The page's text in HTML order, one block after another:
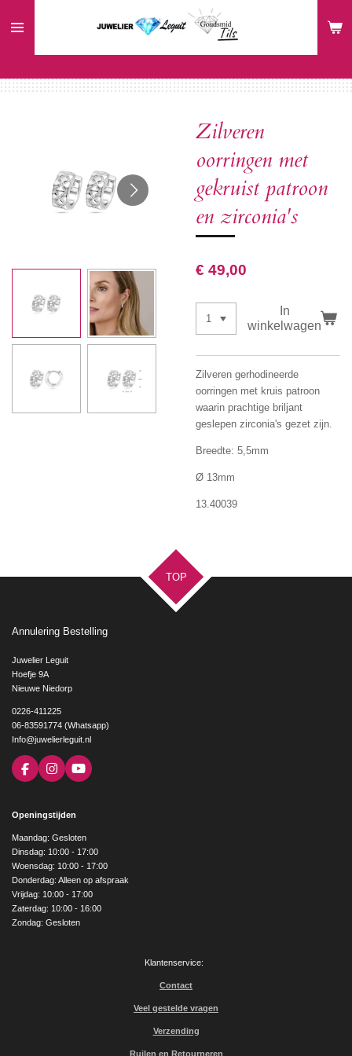
direct
hoofdinhoud
Zilveren
oorringen met
gekruist patroon
en zirconia's
€ 49,00
In
winkelwagen
Zilveren gerhodineerde
oorringen met kruis patroon
waarin prachtige briljant
geslepen zirconia's gezet zijn.
Breedte: 5,5mm
Ø 13mm
13.40039
TOP
Annulering Bestelling
Juwelier Leguit
Hoefje 9A
Nieuwe Niedorp
0226-411225
06-83591774 (Whatsapp)
Info@juwelierleguit.nl
F
a
b
o
k
I
n
a
g
r
a
m
Y
o
e
Openingstijden
Maandag: Gesloten
Dinsdag: 10:00 - 17:00
Woensdag: 10:00 - 17:00
Donderdag: Alleen op afspraak
Vrijdag: 10:00 - 17:00
Zaterdag: 10:00 - 16:00
Zondag: Gesloten
Klantenservice:
Contact
Veel gestelde vragen
Verzending
Ruilen en Retourneren